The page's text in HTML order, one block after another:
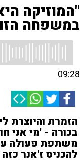
"המוזיקה
במשפחה
09:28
הזמרת והיוצרת
בכורה - 'מי אני
משתפת פעולה
להכניס ז'אנר